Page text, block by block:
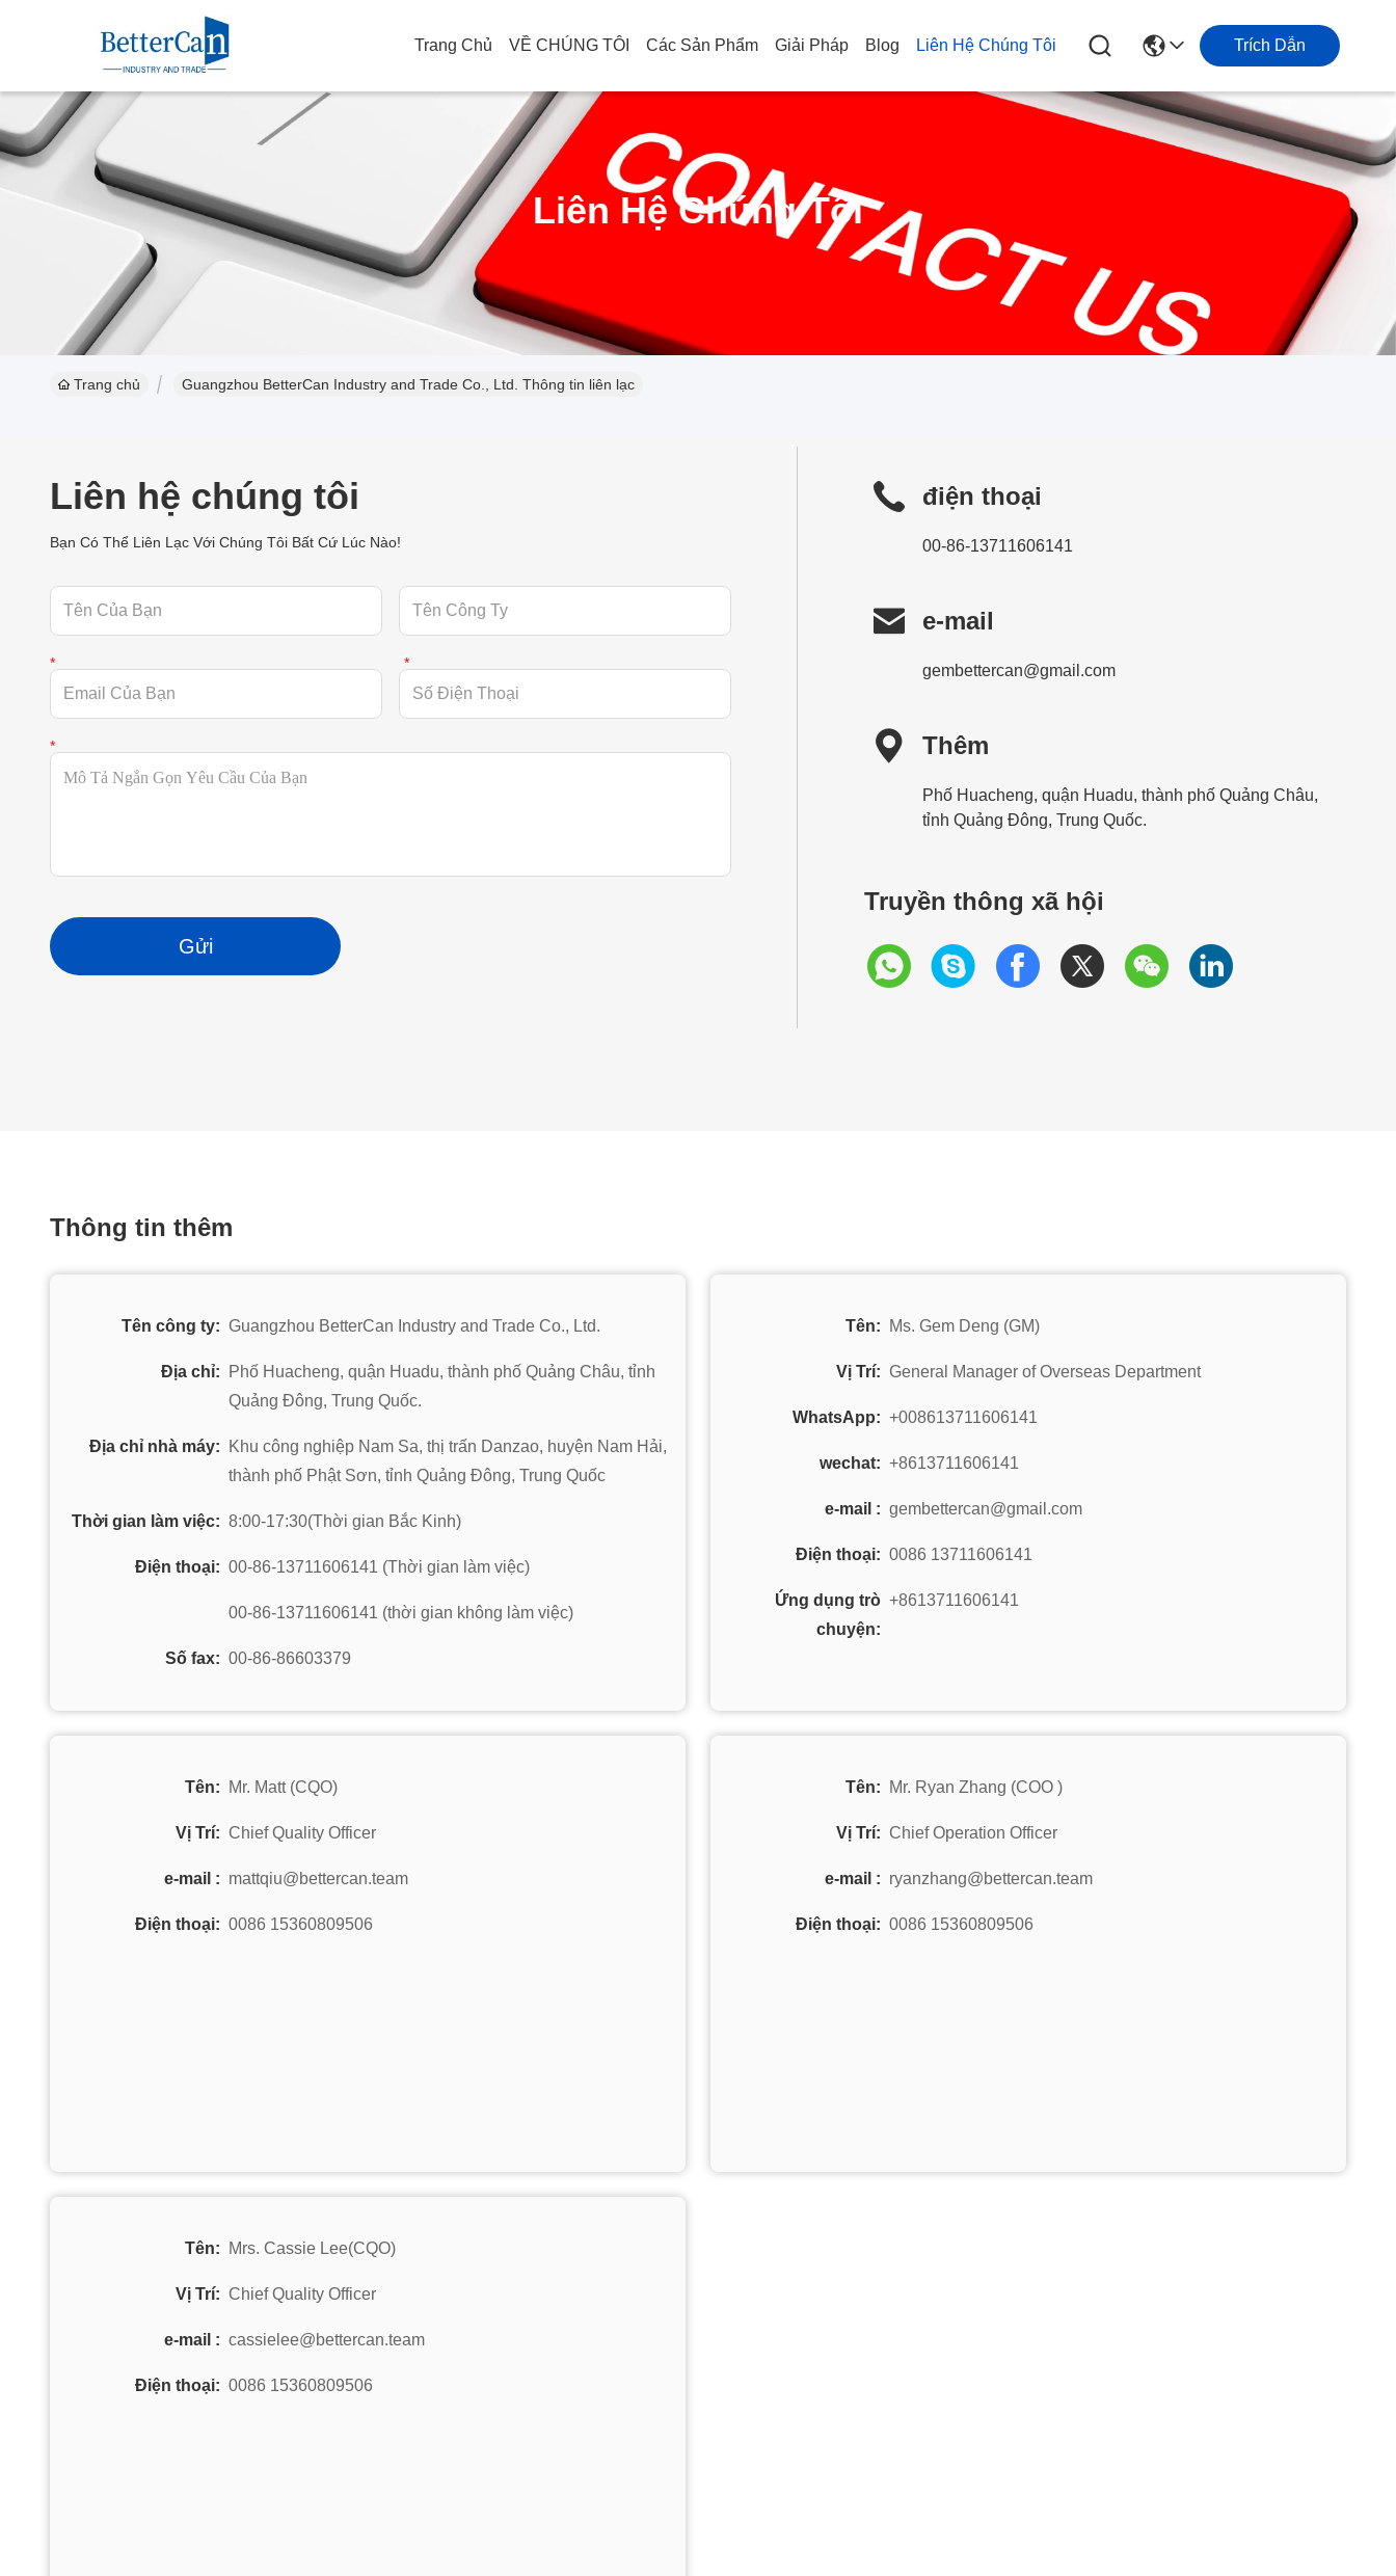
Trang Chủ VỀ CHÚNG TÔI Các Sản Phẩm Giải Pháp Blog Liên Hệ Chúng Tôi Trích Dẫn
Liên Hệ Chúng Tôi
Trang chủ Guangzhou BetterCan Industry and Trade Co., Ltd. Thông tin liên lạc
Liên hệ chúng tôi
Bạn Có Thể Liên Lạc Với Chúng Tôi Bất Cứ Lúc Nào!
Gửi
điện thoại
00-86-13711606141
 e-mail
gembettercan@gmail.com
 Thêm
Phố Huacheng, quận Huadu, thành phố Quảng Châu,
tỉnh Quảng Đông, Trung Quốc.
Truyền thông xã hội
Thông tin thêm
Tên công ty: Guangzhou BetterCan Industry and Trade Co., Ltd.
Địa chỉ:
Phố Huacheng, quận Huadu, thành phố Quảng Châu, tỉnh
Quảng Đông, Trung Quốc.
Địa chỉ nhà máy:
Khu công nghiệp Nam Sa, thị trấn Danzao, huyện Nam Hải,
thành phố Phật Sơn, tỉnh Quảng Đông, Trung Quốc
Thời gian làm việc: 8:00-17:30(Thời gian Bắc Kinh)
Điện thoại: 00-86-13711606141 (Thời gian làm việc)
00-86-13711606141 (thời gian không làm việc)
Số fax: 00-86-86603379
Tên: Ms. Gem Deng (GM)
Vị Trí: General Manager of Overseas Department
WhatsApp: +008613711606141
wechat: +8613711606141
e-mail : gembettercan@gmail.com
Điện thoại: 0086 13711606141
Ứng dụng trò
chuyện:
+8613711606141
Tên: Mr. Matt (CQO)
Vị Trí: Chief Quality Officer
e-mail : mattqiu@bettercan.team
Điện thoại: 0086 15360809506
Tên: Mr. Ryan Zhang (COO )
Vị Trí: Chief Operation Officer
e-mail : ryanzhang@bettercan.team
Điện thoại: 0086 15360809506
Tên: Mrs. Cassie Lee(CQO)
Vị Trí: Chief Quality Officer
e-mail : cassielee@bettercan.team
Điện thoại: 0086 15360809506